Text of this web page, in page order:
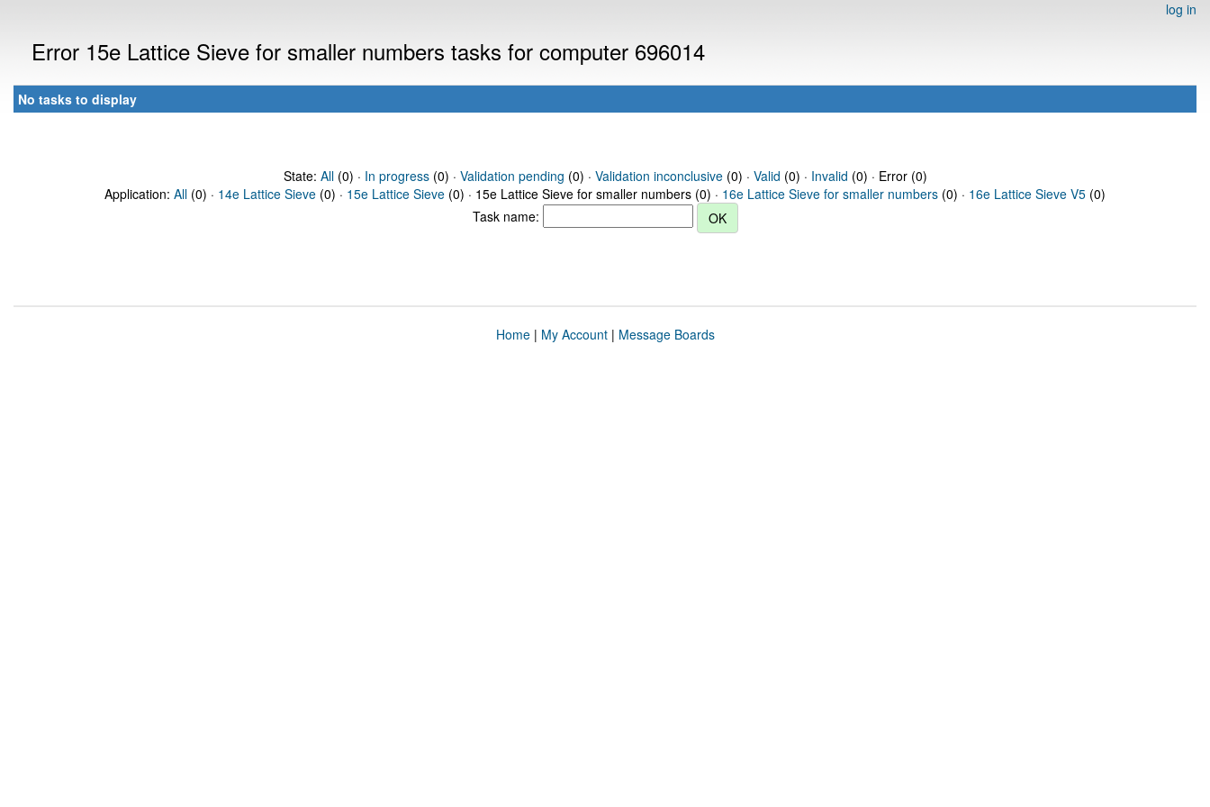
log in
Error 15e Lattice Sieve for smaller numbers tasks for computer 696014
No tasks to display
State: All(0) · In progress(0) · Validation pending (0) · Validation inconclusive(0) · Valid (0) · Invalid (0) · Error (0)
Application: All (0) · 14e Lattice Sieve (0) · 15e Lattice Sieve (0) · 15e Lattice Sieve for smaller numbers (0) · 16e Lattice Sieve for smaller numbers (0) · 16e Lattice Sieve V5 (0)
Task name:
Home| My Account| Message Boards